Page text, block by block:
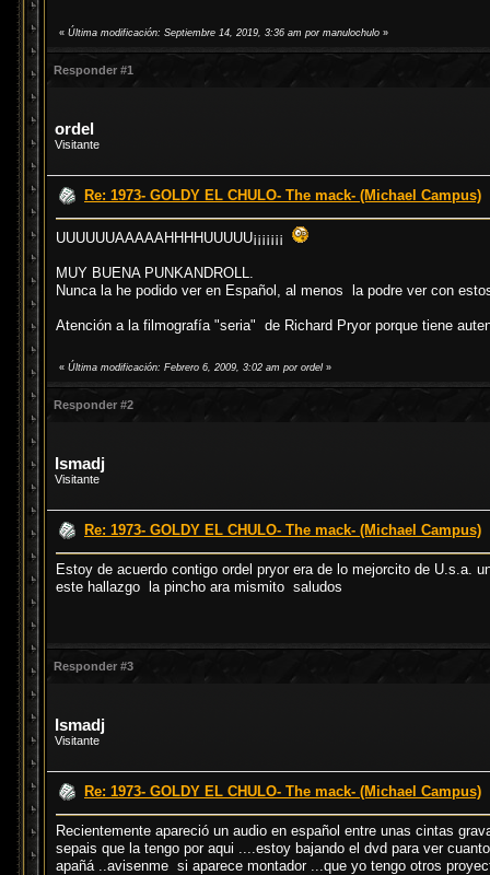
« Última modificación: Septiembre 14, 2019, 3:36 am por manulochulo »
Responder #1
ordel
Visitante
Re: 1973- GOLDY EL CHULO- The mack- (Michael Campus)
UUUUUUAAAAAHHHHUUUUU¡¡¡¡¡¡¡
MUY BUENA PUNKANDROLL.
Nunca la he podido ver en Español, al menos la podre ver con
Atención a la filmografía "seria" de Richard Pryor porque tiene
« Última modificación: Febrero 6, 2009, 3:02 am por ordel»
Responder #2
Ismadj
Visitante
Re: 1973- GOLDY EL CHULO- The mack- (Michael Campus)
Estoy de acuerdo contigo ordel pryor era de lo mejorcito de U.s.a.
este hallazgo la pincho ara mismito saludos
Responder #3
Ismadj
Visitante
Re: 1973- GOLDY EL CHULO- The mack- (Michael Campus)
Recientemente apareció un audio en español entre unas cintas
sepais que la tengo por aqui ....estoy bajando el dvd para ver
apañá ..avisenme si aparece montador ...que yo tengo otros